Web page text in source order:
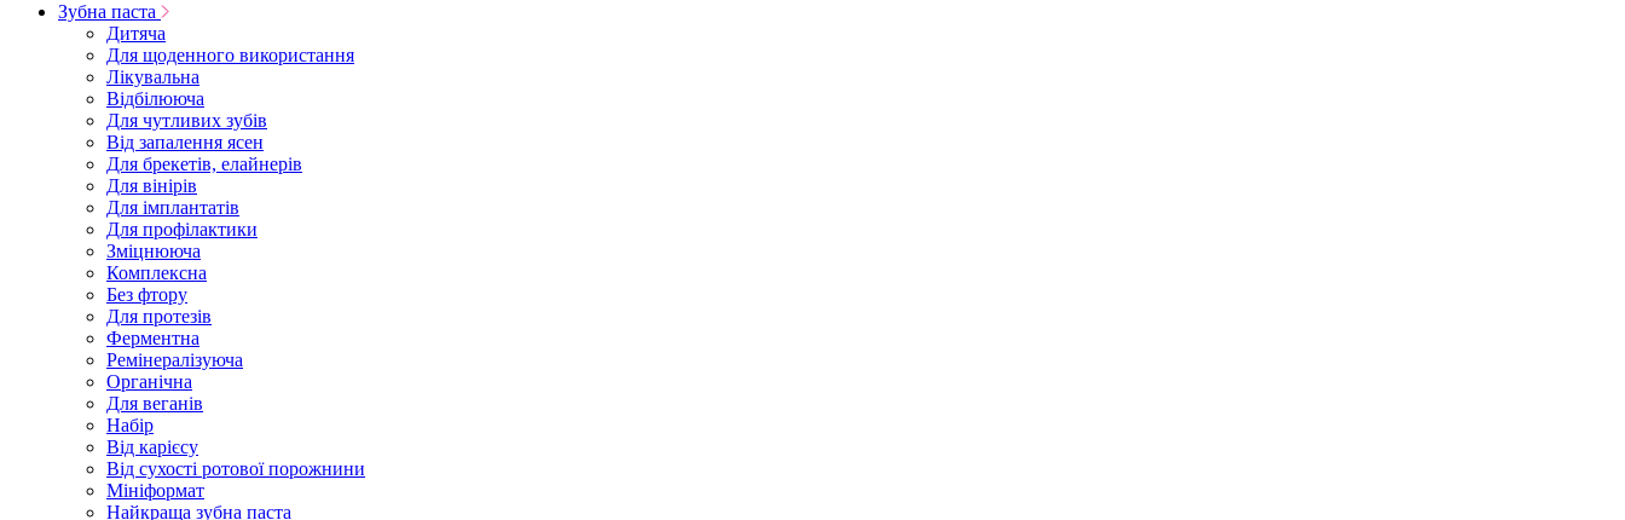
Зубна паста
Дитяча
Для щоденного використання
Лікувальна
Відбілююча
Для чутливих зубів
Від запалення ясен
Для брекетів, елайнерів
Для вінірів
Для імплантатів
Для профілактики
Зміцнююча
Комплексна
Без фтору
Для протезів
Ферментна
Ремінералізуюча
Органічна
Для веганів
Набір
Від карієсу
Від сухості ротової порожнини
Мініформат
Найкраща зубна паста